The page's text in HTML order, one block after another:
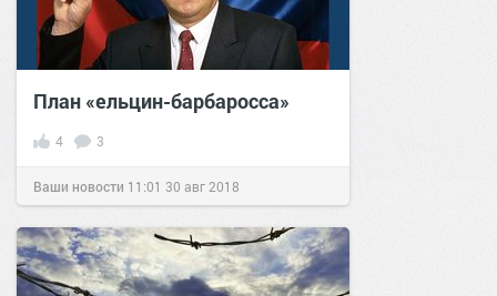
План «ельцин-барбаросса»
4 3
Ваши новости 11:01 30 авг 2018